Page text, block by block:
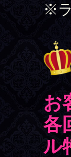
※
お
各
ル